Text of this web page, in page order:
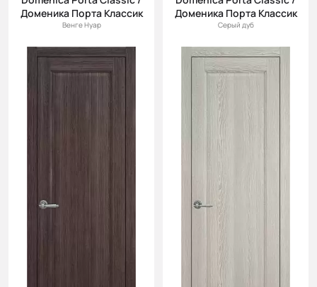
Доменика Порта Классик
Венге Нуар
Доменика Порта Классик
Серый дуб